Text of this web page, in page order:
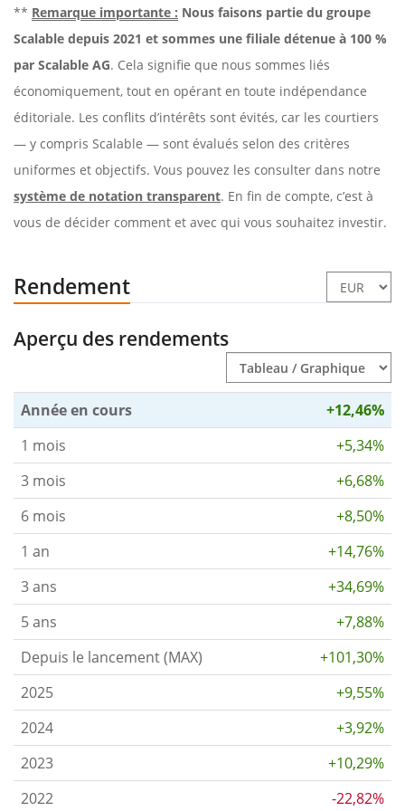
** Remarque importante : Nous faisons partie du groupe
Scalable depuis 2021 et sommes une filiale détenue à 100 %
par Scalable AG. Cela signifie que nous sommes liés
économiquement, tout en opérant en toute indépendance
éditoriale. Les conflits d’intérêts sont évités, car les courtiers
— y compris Scalable — sont évalués selon des critères
uniformes et objectifs. Vous pouvez les consulter dans notre
système de notation transparent. En fin de compte, c’est à
vous de décider comment et avec qui vous souhaitez investir.
Rendement
Aperçu des rendements
Année en cours
+12,46%
1 mois
+5,34%
3 mois
+6,68%
6 mois
+8,50%
1 an
+14,76%
3 ans
+34,69%
5 ans
+7,88%
Depuis le lancement (MAX)
+101,30%
2025
+9,55%
2024
+3,92%
2023
+10,29%
2022
-22,82%